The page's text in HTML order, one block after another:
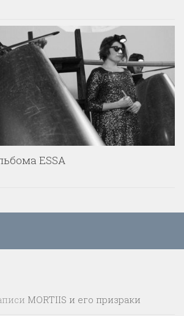
ESSA
MORTIIS и его призраки